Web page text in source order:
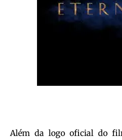
Além da logo oficial do